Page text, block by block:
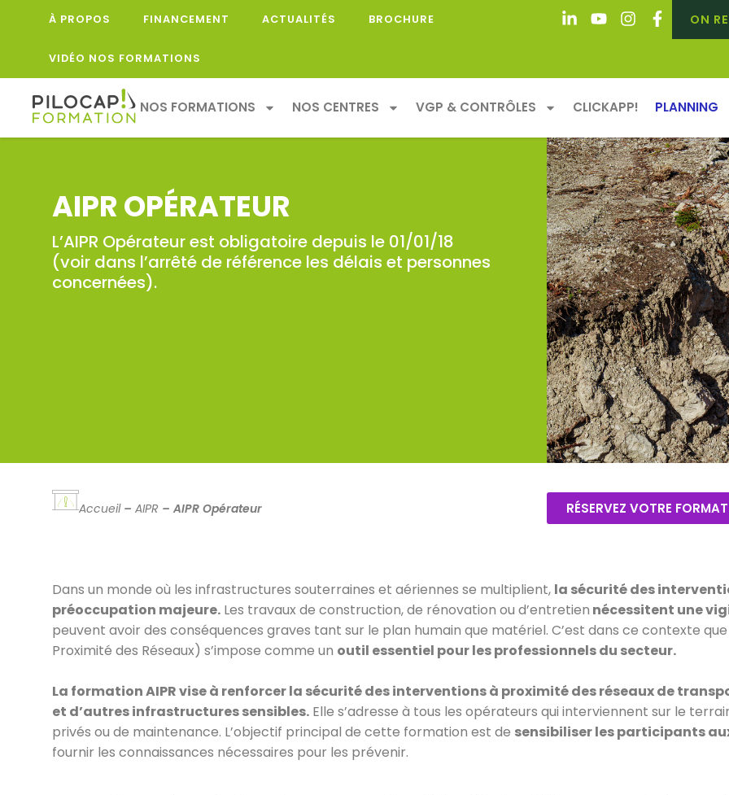
À PROPOS FINANCEMENT ACTUALITÉS BROCHURE
VIDÉO NOS FORMATIONS
ON
NOS FORMATIONS NOS CENTRES VGP & CONTRÔLES CLICKAPP! PLANNING
AIPR OPÉRATEUR
L’AIPR Opérateur est obligatoire depuis le 01/01/18
(voir dans l’arrêté de référence les délais et personnes
concernées).
Accueil– AIPR – AIPR Opérateur RÉSERVEZ VOTRE
Dans un monde où les infrastructures souterraines et aériennes se multiplient, la sécurité des
préoccupation majeure. Les travaux de construction, de rénovation ou d’entretien nécessitent une
peuvent avoir des conséquences graves tant sur le plan humain que matériel. C’est dans ce contexte
Proximité des Réseaux) s’impose comme un outil essentiel pour les professionnels du secteur.
La formation AIPR vise à renforcer la sécurité des interventions à proximité des réseaux de
et d’autres infrastructures sensibles. Elle s’adresse à tous les opérateurs qui interviennent sur le
privés ou de maintenance. L’objectif principal de cette formation est de sensibiliser les participants
fournir les connaissances nécessaires pour les prévenir.